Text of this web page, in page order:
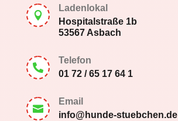

Ladenlokal
Hospitalstraße 1b
53567 Asbach

Telefon
01 72 / 65 17 64 1

Email
info@hunde-stuebchen.de